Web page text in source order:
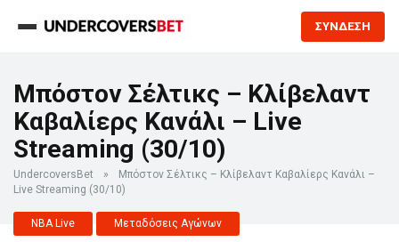
ΣΥΝΔΕΣΗ
Μπόστον Σέλτικς – Κλίβελαντ
Καβαλίερς Κανάλι – Live
Streaming (30/10)
UndercoversBet »
Μπόστον Σέλτικς – Κλίβελαντ Καβαλίερς Κανάλι –
Live Streaming (30/10)
NBA Live Μεταδόσεις Αγώνων